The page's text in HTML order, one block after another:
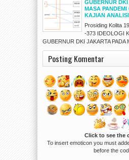
GUBERNUR
MASA
KAJIAN
Prosiding Kolita
-373 IDEOLOGI
GUBERNUR DKI JAKARTA PADA
Posting Komentar
Click to see the
To insert emoticon you must
before the